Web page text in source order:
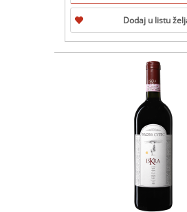
Dodaj u listu